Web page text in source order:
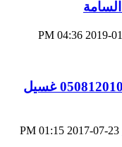
04:36 PM
شركة غسيل مجالس بالخبر 0508120103 غسيل
01:15 PM